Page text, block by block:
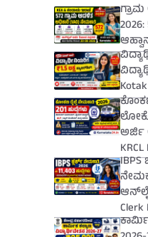
ಅರ್ಜಿ
IBPS
Clerk